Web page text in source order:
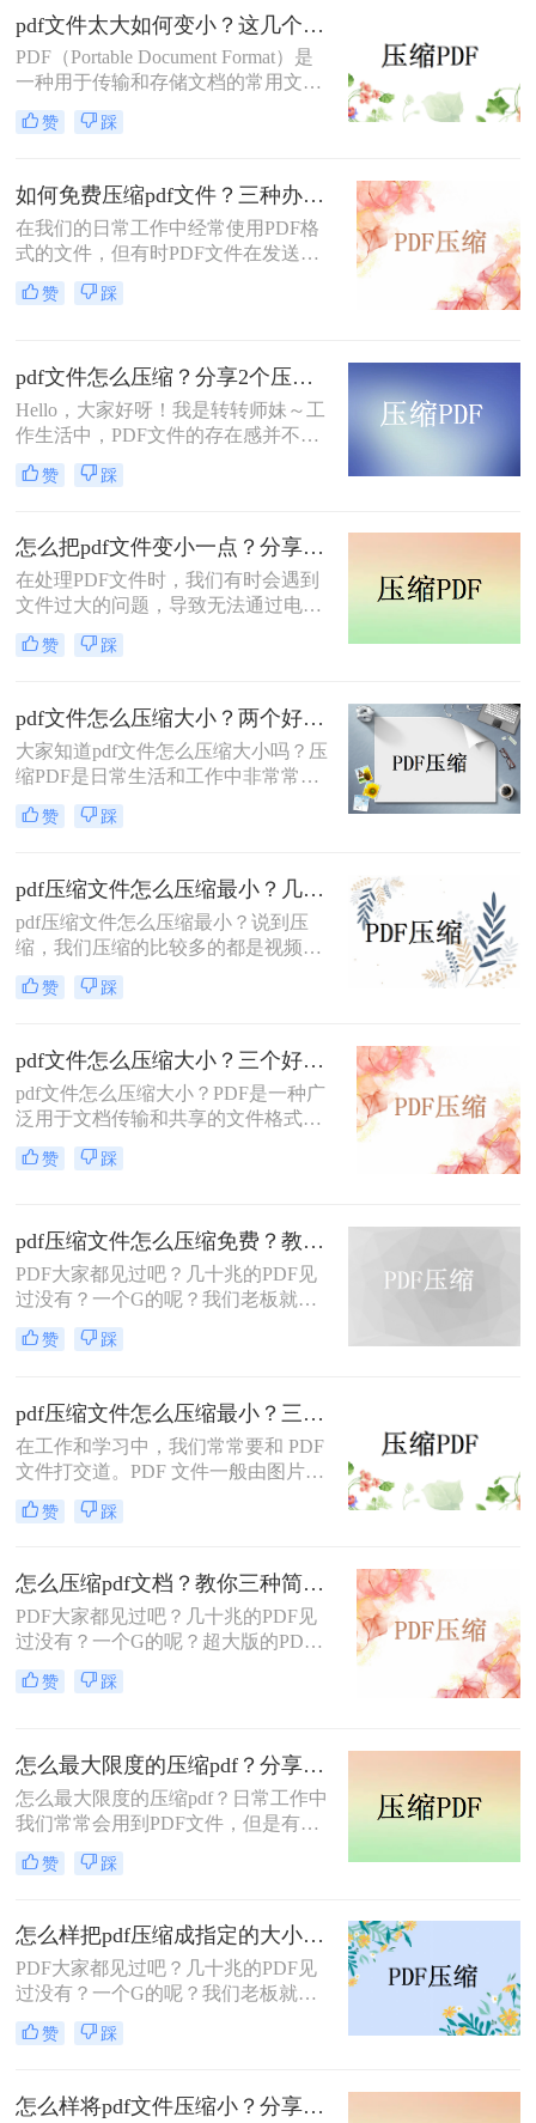
效率。为使PDF文件能够快速、方便
地进行传输，需要我们对其进行压
缩。
pdf文件太大如何变小？这几个压缩方法非常不错！
PDF（Portable Document Format）是
一种用于传输和存储文档的常用文件
格式。然而，有时候我们会遇到PDF
文件太大的问题，可能会占用很多存
中，我们将介绍一些pdf文件太大如何
变小的方法，帮助你压缩PDF文件大
小，让你的PDF文件变小又不失质
量。
赞 踩
如何免费压缩pdf文件？三种办法教你压缩
在我们的日常工作中经常使用PDF格
式的文件，但有时PDF文件在发送电
子邮件时体积太大，附件不支持大型
附件。我们该怎么办？可以压缩pdf文
赞 踩
pdf文件怎么压缩？分享2个压缩方法，给文件“瘦身”！
Hello，大家好呀！我是转转师妹～工
作生活中，PDF文件的存在感并不
弱，而有时需要传输的工作或学习资
料的体积较大，就有可能发生传输过
我们将PDF压缩，就可以减小文件体
积，加快传输速度，节省很多时间。
那么pdf文件怎么压缩呢？我有几个方
法可以和大家分享一下，一起来看看
吧。
赞 踩
怎么把pdf文件变小一点？分享2个好用的方法，简单又快捷！
在处理PDF文件时，我们有时会遇到
文件过大的问题，导致无法通过电子
邮件或社交媒体等途径进行传输。这
时候，我们需要对PDF文件进行压
将向你介绍三种简单易用的方法，帮
助你轻松压缩PDF文件，提高工作效
率。怎么把pdf文件变小一点？二种方
法教会你压缩技巧
赞 踩
pdf文件怎么压缩大小？两个好用的压缩方法学习一下！
大家知道pdf文件怎么压缩大小吗？压
缩PDF是日常生活和工作中非常常见
的需求之一，可以帮助我们更方便地
存储、传输和共享PDF文件。
赞 踩
pdf压缩文件怎么压缩最小？几个不错的压缩方法！
pdf压缩文件怎么压缩最小？说到压
缩，我们压缩的比较多的都是视频和
图片这类文件，但是文档也是可以压
缩的哦，不要以为不行哦，文档编辑
积太大就会有发送限制的烦恼，那么
pdf压缩文件怎么压缩最小呢？今天就
来给大家分享三个pdf压缩的方法，相
信你会想要的。
赞 踩
pdf文件怎么压缩大小？三个好用的压缩方法学习一下！
pdf文件怎么压缩大小？PDF是一种广
泛用于文档传输和共享的文件格式。
然而，有时候我们会发现PDF文件太
大，难以通过电子邮件或互联网共
赞 踩
pdf压缩文件怎么压缩免费？教你2种简单有效的方法！
​PDF大家都见过吧？几十兆的PDF见
过没有？一个G的呢？我们老板就经
常拿着自己的电脑过来找我，
说：“我的电脑怎么这么慢啊？”
赞 踩
pdf压缩文件怎么压缩最小？三种方法教你压缩pdf！
在工作和学习中，我们常常要和 PDF
文件打交道。PDF 文件一般由图片、
文字、视频等多种内容构成，所以体
积通常会很大。体积过大的 PDF 文
种情况，pdf压缩文件怎么压缩最小
呢？一起来看看这些压缩 PDF 文件体
积的方法~
赞 踩
怎么压缩pdf文档？教你三种简单好用的压缩方法！
PDF大家都见过吧？几十兆的PDF见
过没有？一个G的呢？超大版的PDF
怎么处理呢？通常大家都会想到要把
这些文件进行打包压缩，这样即可减
生。
赞 踩
怎么最大限度的压缩pdf？分享2个好用的方法，简单又快捷！
怎么最大限度的压缩pdf？​日常工作中
我们常常会用到PDF文件，但是有些
PDF文件的体积不知不觉膨胀得很
大，不仅传输、分享速度很慢，且有
上传！
赞 踩
怎么样把pdf压缩成指定的大小？分享在线压缩方法！
PDF大家都见过吧？几十兆的PDF见
过没有？一个G的呢？我们老板就经
常拿着自己的电脑过来找我，
说：“我的电脑怎么这么慢啊？”我一
全都是超大版。不光是占内存，就是
赞 踩
怎么样将pdf文件压缩小？分享2个好用的方法，简单又快捷！